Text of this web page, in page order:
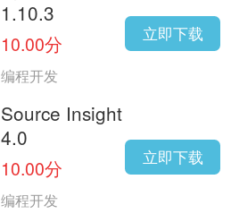
1.10.3
10.00分
编程开发
立即下载
Source Insight
4.0
10.00分
编程开发
立即下载